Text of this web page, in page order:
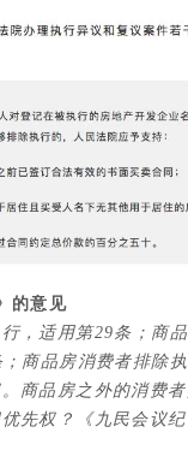
的意见
，适用第29条；商
商品房消费者排除
商品房之外的消费
先权？
《九民会议